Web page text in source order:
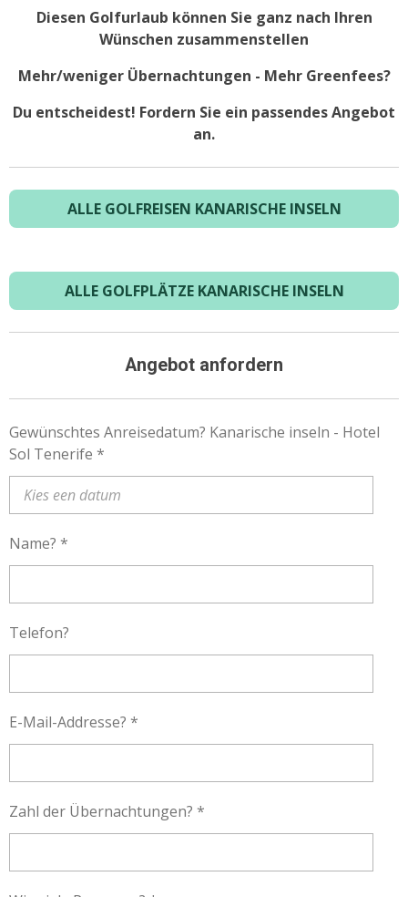
Diesen Golfurlaub können Sie ganz nach Ihren
Wünschen zusammenstellen
Mehr/weniger Übernachtungen - Mehr Greenfees?
Du entscheidest! Fordern Sie ein passendes Angebot
an.
ALLE GOLFREISEN KANARISCHE INSELN
ALLE GOLFPLÄTZE KANARISCHE INSELN
Angebot anfordern
Gewünschtes Anreisedatum? Kanarische inseln - Hotel
Sol Tenerife *
Name? *
Telefon?
E-Mail-Addresse? *
Zahl der Übernachtungen? *